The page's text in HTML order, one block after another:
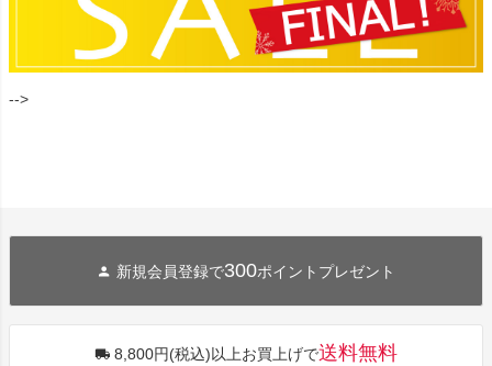
-->
新規会員登録で300ポイントプレゼント
8,800円(税込)以上お買上げで送料無料